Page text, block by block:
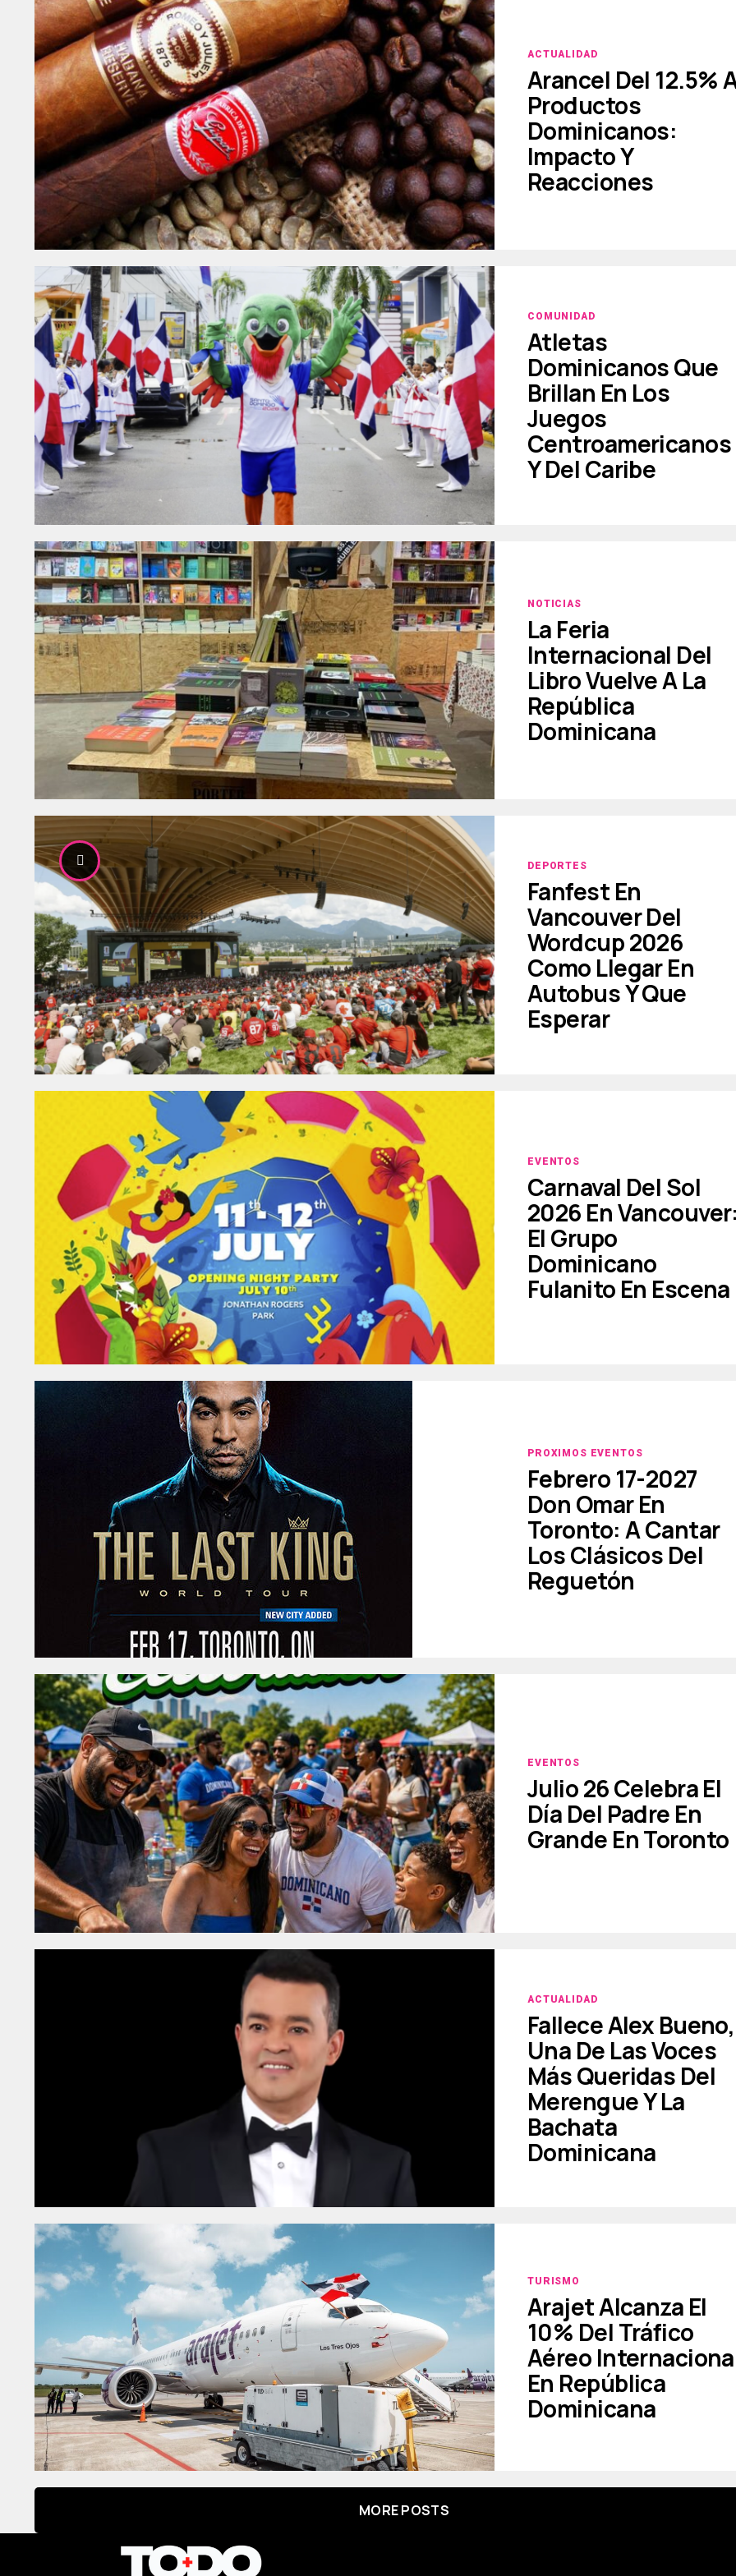
ACTUALIDAD
Arancel Del 12.5%
Productos
Dominicanos:
Impacto Y
Reacciones
COMUNIDAD
Atletas
Dominicanos Que
Brillan En Los
Juegos
Centroamericanos
Y Del Caribe
NOTICIAS
La Feria
Internacional Del
Libro Vuelve A La
República
Dominicana
DEPORTES
Fanfest En
Vancouver Del
Wordcup 2026
Como Llegar En
Autobus Y Que
Esperar
EVENTOS
Carnaval Del Sol
2026 En
El Grupo
Dominicano
Fulanito En Escena
PROXIMOS EVENTOS
Febrero 17-2027
Don Omar En
Toronto: A Cantar
Los Clásicos Del
Reguetón
EVENTOS
Julio 26 Celebra El
Día Del Padre En
Grande En Toronto
ACTUALIDAD
Fallece Alex Bueno,
Una De Las Voces
Más Queridas Del
Merengue Y La
Bachata
Dominicana
TURISMO
Arajet Alcanza El
10% Del Tráfico
Aéreo
En República
Dominicana
MORE POSTS